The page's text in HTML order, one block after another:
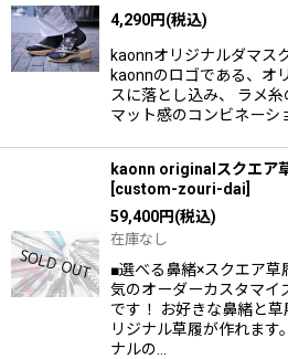
4,290円(税込)
kaonnオリジナルダマス
kaonnのロゴである、オ
スに落とし込み、 ラメ
マット感のコンビネーシ
kaonn originalスクエア
custom-zouri-dai
59,400円(税込)
在庫なし
■選べる鼻緒×スクエア草
気のオーダーカスタマイ
です！ お好きな鼻緒と
リジナル草履が作れます
ナルの…